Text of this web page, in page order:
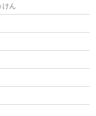
けん